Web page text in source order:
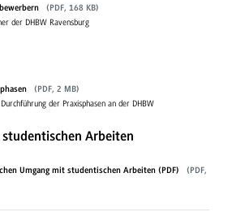
(PDF, 168 KB)
der DHBW Ravensburg
(PDF, 2 MB)
der Praxisphasen an der DHBW
Arbeiten
Umgang mit studentischen Arbeiten (PDF)
(PDF,